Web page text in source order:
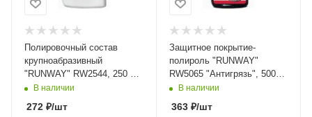
Полировочный состав
крупноабразивный
"RUNWAY" RW2544, 250 мл
/12В наличии
272 ₽/шт
Защитное покрытие-
полироль "RUNWAY"
RW5065 "Антигрязь", 500
мл /12
В наличии
363₽/шт